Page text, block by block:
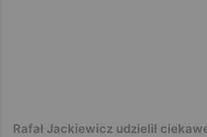
Rafał Jackiewicz udzielił